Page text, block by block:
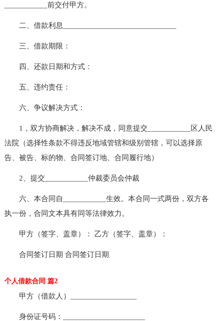
___________前交付甲方。
二、借款利息_____________________________
三、借款期限：
四、还款日期和方式：
五、违约责任：
六、争议解决方式：
1，双方协商解决，解决不成，同意提交___________区人民
法院（选择性条款不得违反地域管辖和级别管辖，可以选择原
告、被告、标的物、合同签订地、合同履行地）
2、提交___________仲裁委员会仲裁
六、本合同自___________生效。本合同一式两份，双方各
执一份，合同文本具有同等法律效力。
甲方（签字、盖章）： 乙方（签字、盖章）：
合同签订日期 合同签订日期
个人借款合同 篇2
甲方（借款人）_________________
身份证号码：_____________________